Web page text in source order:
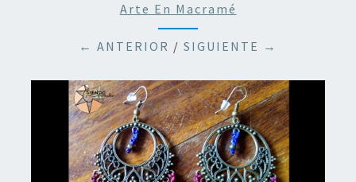
Arte En Macramé
← ANTERIOR / SIGUIENTE →